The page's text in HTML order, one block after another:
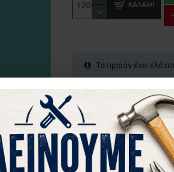
ΚΑΛΆΘΙ
Το προϊόν έχει